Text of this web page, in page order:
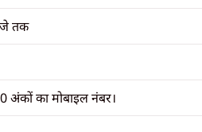
तक
अंकों का मोबाइल नंबर।